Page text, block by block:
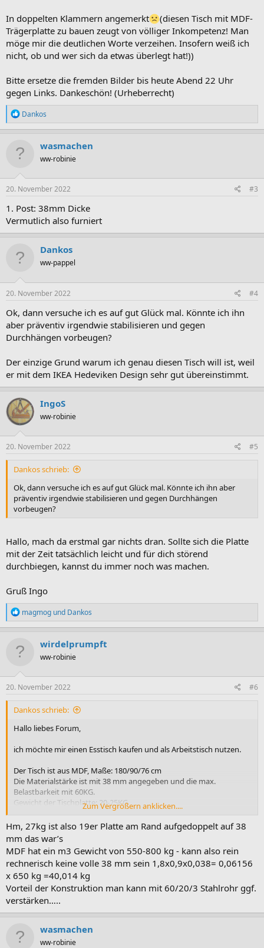
In doppelten Klammern angemerkt
(diesen Tisch mit MDF-
Trägerplatte zu bauen zeugt von völliger Inkompetenz! Man
möge mir die deutlichen Worte verzeihen. Insofern weiß ich
nicht, ob und wer sich da etwas überlegt hat!))
Bitte ersetze die fremden Bilder bis heute Abend 22 Uhr
gegen Links. Dankeschön! (Urheberrecht)
R
e
a
t
n
e
:
Dankos
wasmachen
ww-robinie
20. November 2022 #3
1. Post: 38mm Dicke
Vermutlich also furniert
Dankos
ww-pappel
20. November 2022 #4
Ok, dann versuche ich es auf gut Glück mal. Könnte ich ihn
aber präventiv irgendwie stabilisieren und gegen
Durchhängen vorbeugen?
Der einzige Grund warum ich genau diesen Tisch will ist, weil
er mit dem IKEA Hedeviken Design sehr gut übereinstimmt.
IngoS
ww-robinie
20. November 2022 #5
Dankos schrieb:
Ok, dann versuche ich es auf gut Glück mal. Könnte ich ihn aber
präventiv irgendwie stabilisieren und gegen Durchhängen
vorbeugen?
Hallo, mach da erstmal gar nichts dran. Sollte sich die Platte
mit der Zeit tatsächlich leicht und für dich störend
durchbiegen, kannst du immer noch was machen.
Gruß Ingo
R
e
a
t
n
e
magmog und Dankos
wirdelprumpft
ww-robinie
20. November 2022 #6
Dankos schrieb:
Hallo liebes Forum,
ich möchte mir einen Esstisch kaufen und als Arbeitstisch nutzen.
Der Tisch ist aus MDF, Maße: 180/90/76 cm
Die Materialstärke ist mit 38 mm angegeben und die max.
Belastbarkeit mit 60KG.
Gewicht der Tischplatte: 20-25KG
Ich werde einen Bildschirm, einen Kopfhörerverstärker (5KG) und
evtl. noch einen Drucker draufpacken.
Meint ihr das ist ok? Die Beine sind halt sehr weit auseinander und
ich habe Angst, dass der Tisch nach längerer Zeit wahrscheinlich
allein durch sein Eigengewicht durchhängt.
Gibt es Möglichkeiten das ganze zu stabilisieren? Evtl. durch
Vielen Dank!!
Zum Vergrößern anklicken....
Hm, 27kg ist also 19er Platte am Rand aufgedoppelt auf 38
mm das war’s
MDF hat ein m3 Gewicht von 550-800 kg - kann also rein
rechnerisch keine volle 38 mm sein 1,8x0,9x0,038= 0,06156
x 650 kg =40,014 kg
Vorteil der Konstruktion man kann mit 60/20/3 Stahlrohr ggf.
verstärken…..
wasmachen
ww-robinie